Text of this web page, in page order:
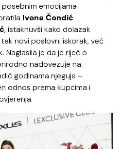
emocijama
Ivona Čondić
, istaknuvši kako dolazak
novi poslovni iskorak, već
Naglasila je da je riječ o
nadovezuje na
godinama njeguje –
odnos prema kupcima i